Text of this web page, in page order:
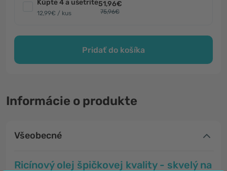
Kúpte 4 a ušetrite
12,99€ / kus
51,96€
75,96€
Pridať do košíka
Informácie o produkte
Všeobecné
Ricínový olej špičkovej kvality - skvelý na